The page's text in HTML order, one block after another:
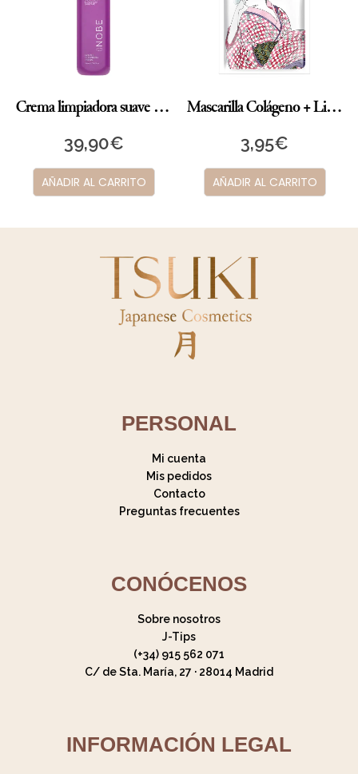
Crema limpiadora suave NOBE Oat Wonder™ 150 ml
39,90€
AÑADIR AL CARRITO
Mascarilla Colágeno + Lithospermun
3,95€
AÑADIR AL CARRITO
PERSONAL
Mi cuenta
Mis pedidos
Contacto
Preguntas frecuentes
CONÓCENOS
Sobre nosotros
J-Tips
(+34) 915 562 071
C/ de Sta. María, 27 · 28014 Madrid
INFORMACIÓN LEGAL